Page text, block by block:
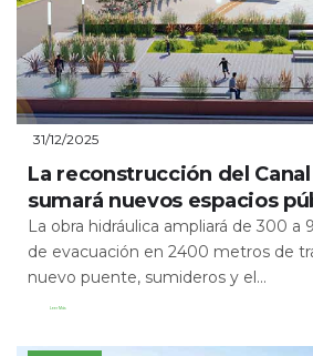
31/12/2025
La reconstrucción del
sumará nuevos espacios
La obra hidráulica ampliará de 300 a
de evacuación en 2400 metros de
nuevo puente, sumideros y el...
Leer Más